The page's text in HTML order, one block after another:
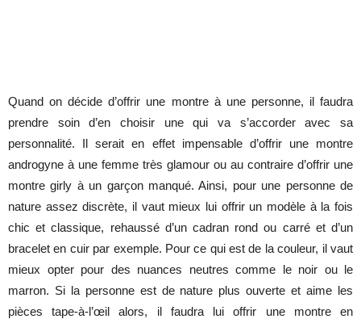
Quand on décide d’offrir une montre à une personne, il faudra
prendre soin d’en choisir une qui va s’accorder avec sa
personnalité. Il serait en effet impensable d’offrir une montre
androgyne à une femme très glamour ou au contraire d’offrir une
montre girly à un garçon manqué. Ainsi, pour une personne de
nature assez discrète, il vaut mieux lui offrir un modèle à la fois
chic et classique, rehaussé d’un cadran rond ou carré et d’un
bracelet en cuir par exemple. Pour ce qui est de la couleur, il vaut
mieux opter pour des nuances neutres comme le noir ou le
marron. Si la personne est de nature plus ouverte et aime les
pièces tape-à-l’œil alors, il faudra lui offrir une montre en